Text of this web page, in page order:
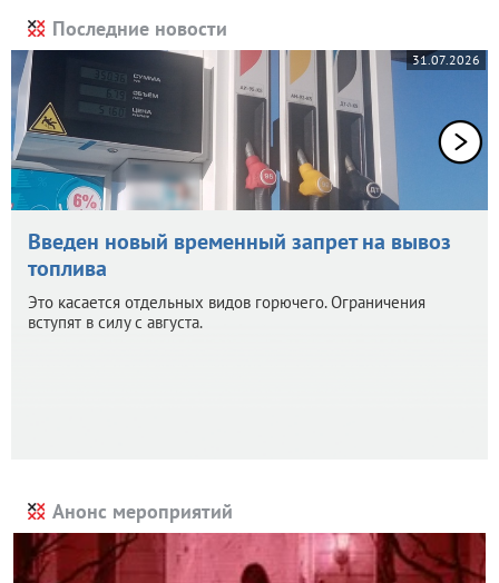
Последние новости
31.07.2026
Введен новый временный запрет на вывоз
топлива
Это касается отдельных видов горючего. Ограничения
вступят в силу с августа.
Анонс мероприятий